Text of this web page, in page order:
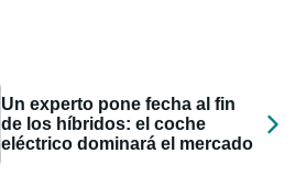
Un experto pone fecha al fin
de los híbridos: el coche
eléctrico dominará el mercado